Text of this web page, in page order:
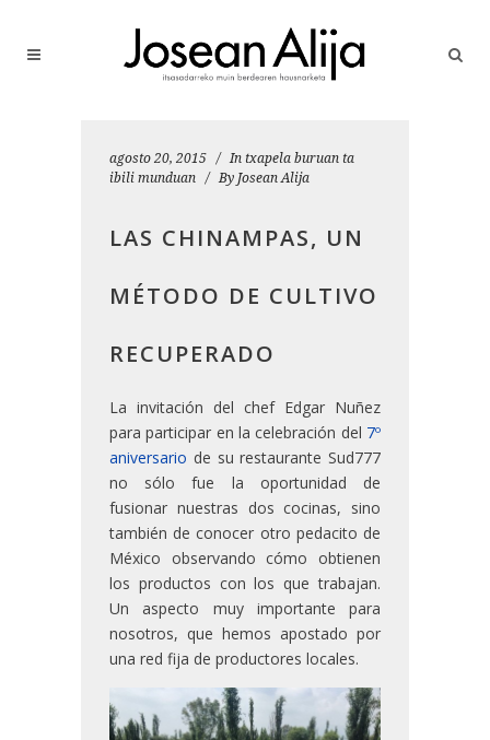
agosto 20, 2015 In txapela buruan ta
ibili munduan
By Josean Alija
LAS CHINAMPAS, UN
MÉTODO DE CULTIVO
RECUPERADO
La invitación del chef Edgar Nuñez
para participar en la celebración del 7º
aniversario de su restaurante Sud777
no sólo fue la oportunidad de
fusionar nuestras dos cocinas, sino
también de conocer otro pedacito de
México observando cómo obtienen
los productos con los que trabajan.
Un aspecto muy importante para
nosotros, que hemos apostado por
una red fija de productores locales.